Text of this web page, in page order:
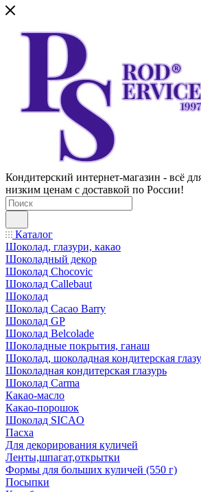
Кондитерский интернет-магазин - всё
низким ценам с доставкой по России!
Каталог
Шоколад, глазури, какао
Шоколадный декор
Шоколад Chocovic
Шоколад Callebaut
Шоколад
Шоколад Cacao Barry
Шоколад GP
Шоколад Belcolade
Шоколадные покрытия, ганаш
Шоколад, шоколадная кондитерская
Шоколадная кондитерская глазурь
Шоколад Carma
Какао-масло
Какао-порошок
Шоколад SICAO
Пасха
Для декорирования куличей
Ленты,шпагат,открытки
Формы для больших куличей (550 г)
Посыпки